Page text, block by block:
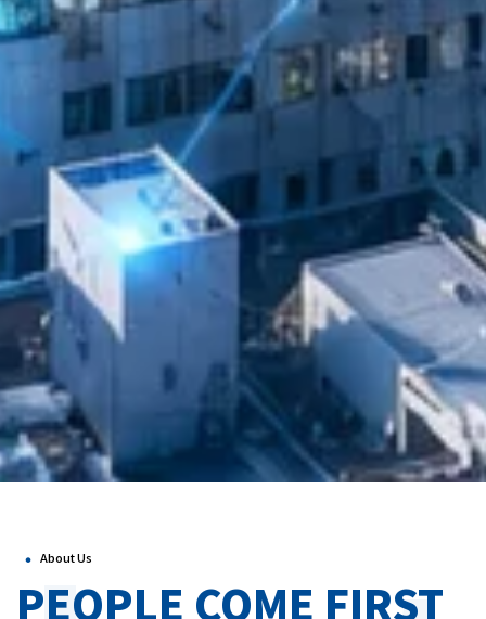
・ About Us
PEOPLE COME FIRST